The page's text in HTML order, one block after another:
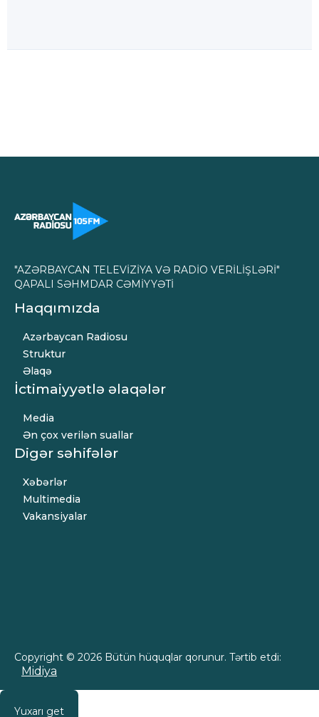
"AZƏRBAYCAN TELEVİZİYA VƏ RADİO VERİLİŞLƏRİ"
QAPALI SƏHMDAR CƏMİYYƏTİ
Haqqımızda
Azərbaycan Radiosu
Struktur
Əlaqə
İctimaiyyətlə əlaqələr
Media
Ən çox verilən suallar
Digər səhifələr
Xəbərlər
Multimedia
Vakansiyalar
Copyright © 2026 Bütün hüquqlar qorunur. Tərtib etdi:
Midiya
Yuxarı get